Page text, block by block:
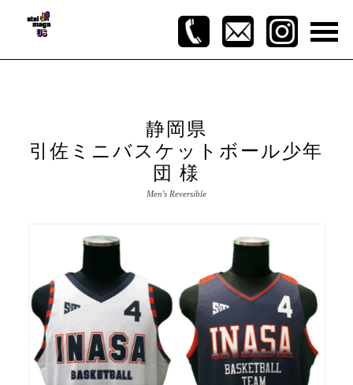
静岡県
引佐ミニバスケットボール少年
団 様
Men's Reversible